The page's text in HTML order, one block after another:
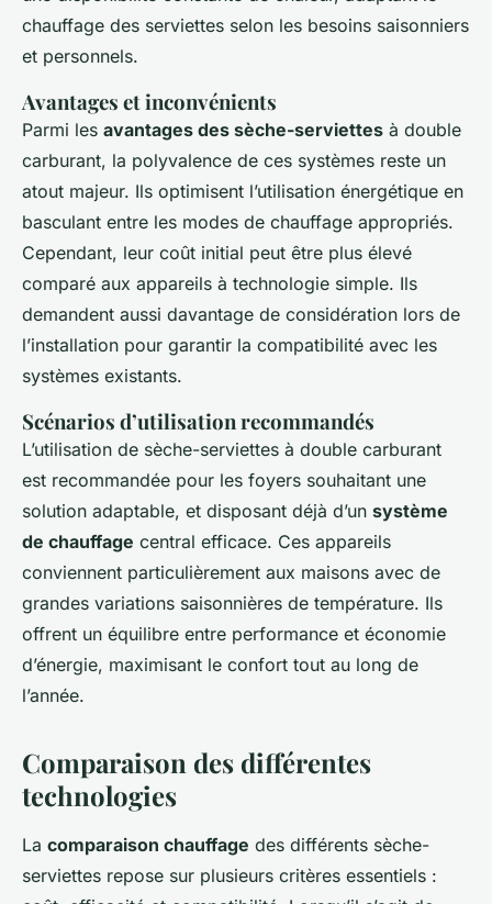
chauffage des serviettes selon les besoins saisonniers
et personnels.
Avantages et inconvénients
Parmi les avantages des sèche-serviettes à double
carburant, la polyvalence de ces systèmes reste un
atout majeur. Ils optimisent l’utilisation énergétique en
basculant entre les modes de chauffage appropriés.
Cependant, leur coût initial peut être plus élevé
comparé aux appareils à technologie simple. Ils
demandent aussi davantage de considération lors de
l’installation pour garantir la compatibilité avec les
systèmes existants.
Scénarios d’utilisation recommandés
L’utilisation de sèche-serviettes à double carburant
est recommandée pour les foyers souhaitant une
solution adaptable, et disposant déjà d’un système
de chauffage central efficace. Ces appareils
conviennent particulièrement aux maisons avec de
grandes variations saisonnières de température. Ils
offrent un équilibre entre performance et économie
d’énergie, maximisant le confort tout au long de
l’année.
Comparaison des différentes
technologies
La comparaison chauffage des différents sèche-
serviettes repose sur plusieurs critères essentiels :